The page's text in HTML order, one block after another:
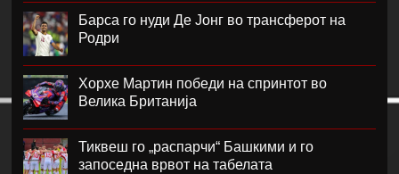
Барса го нуди Де Јонг во трансферот на
Родри
Хорхе Мартин победи на спринтот во
Велика Британија
Тиквеш го „распарчи“ Башкими и го
запоседна врвот на табелата